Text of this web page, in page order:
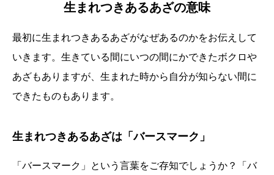
生まれつきあるあざの意味
最初に生まれつきあるあざがなぜあるのかをお伝えして
いきます。生きている間にいつの間にかできたボクロや
あざもありますが、生まれた時から自分が知らない間に
できたものもあります。
生まれつきあるあざは「バースマーク」
「バースマーク」という言葉をご存知でしょうか？「バ